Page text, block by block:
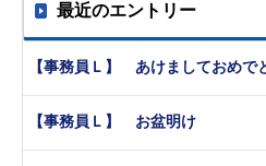
最近のエントリー
【事務員Ｌ】 あけましておめで
【事務員Ｌ】 お盆明け